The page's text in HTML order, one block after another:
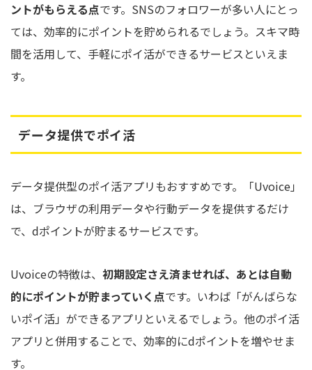
ントがもらえる点です。SNSのフォロワーが多い人にとっ
ては、効率的にポイントを貯められるでしょう。スキマ時
間を活用して、手軽にポイ活ができるサービスといえま
す。
データ提供でポイ活
データ提供型のポイ活アプリもおすすめです。「Uvoice」
は、ブラウザの利用データや行動データを提供するだけ
で、dポイントが貯まるサービスです。
Uvoiceの特徴は、 初期設定さえ済ませれば、あとは自動
的にポイントが貯まっていく点です。いわば「がんばらな
いポイ活」ができるアプリといえるでしょう。他のポイ活
アプリと併用することで、効率的にdポイントを増やせま
す。